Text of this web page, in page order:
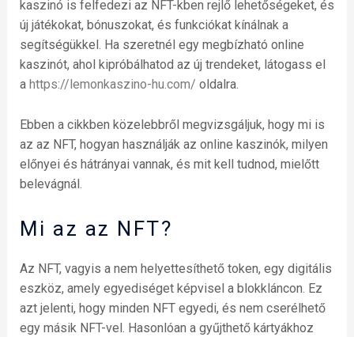
kaszinó is felfedezi az NFT-kben rejlő lehetőségeket, és
új játékokat, bónuszokat, és funkciókat kínálnak a
segítségükkel. Ha szeretnél egy megbízható online
kaszinót, ahol kipróbálhatod az új trendeket, látogass el
a https://lemonkaszino-hu.com/ oldalra.
Ebben a cikkben közelebbről megvizsgáljuk, hogy mi is
az az NFT, hogyan használják az online kaszinók, milyen
előnyei és hátrányai vannak, és mit kell tudnod, mielőtt
belevágnál.
Mi az az NFT?
Az NFT, vagyis a nem helyettesíthető token, egy digitális
eszköz, amely egyediséget képvisel a blokkláncon. Ez
azt jelenti, hogy minden NFT egyedi, és nem cserélhető
egy másik NFT-vel. Hasonlóan a gyűjthető kártyákhoz